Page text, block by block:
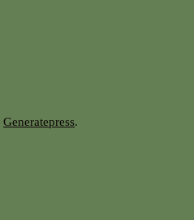
Generatepress.